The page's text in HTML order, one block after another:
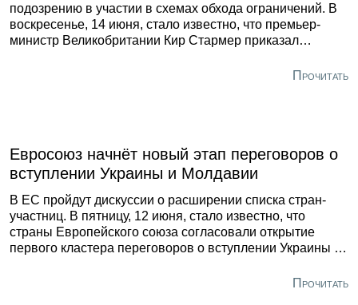
подозрению в участии в схемах обхода ограничений. В
воскресенье, 14 июня, стало известно, что премьер-
министр Великобритании Кир Стармер приказал
танкер Smyrtos в Ла-Манше.Об этом он сообщил наПрочитать
Евросоюз начнёт новый этап переговоров о
вступлении Украины и Молдавии
В ЕС пройдут дискуссии о расширении списка стран-
участниц. В пятницу, 12 июня, стало известно, что
страны Европейского союза согласовали открытие
первого кластера переговоров о вступлении Украины и
Еврокомиссии Урсула фон дер Ляйен в своих соцсетях.
Прочитать